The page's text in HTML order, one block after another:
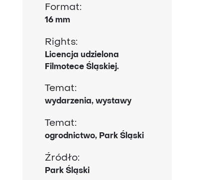
Format:
16 mm
Rights:
Licencja udzielona
Filmotece Śląskiej.
Temat:
wydarzenia, wystawy
Temat:
ogrodnictwo, Park Śląski
Źródło:
Park Śląski